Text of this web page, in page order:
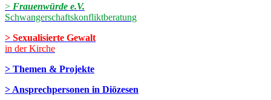
> Frauenwürde e.V.
Schwangerschaftskonfliktberatung
> Sexualisierte Gewalt
in der Kirche
> Themen & Projekte
> Ansprechpersonen in Diözesen